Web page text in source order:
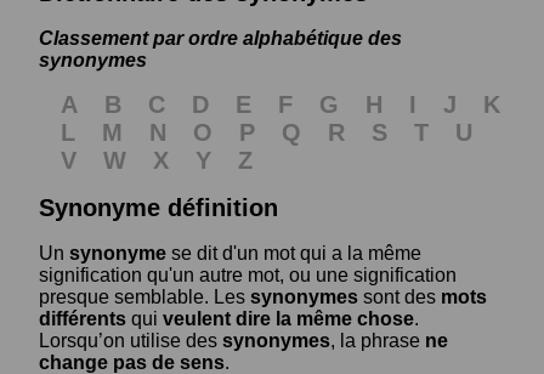
Classement par ordre alphabétique des
synonymes
A B C D E F G H I J
K
L
M N O P Q R S T
U
V
W X Y
Z
Synonyme définition
Un synonyme se dit d'un mot qui a la même
signification qu'un autre mot, ou une signification
presque semblable. Les synonymes sont des mots
différents qui veulent dire la même chose.
Lorsqu’on utilise des synonymes, la phrase ne
change pas de sens.